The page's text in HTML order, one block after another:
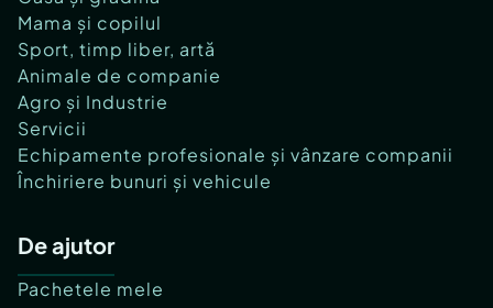
Mama și copilul
Sport, timp liber, artă
Animale de companie
Agro și Industrie
Servicii
Echipamente profesionale și vânzare companii
Închiriere bunuri și vehicule
De ajutor
Pachetele mele